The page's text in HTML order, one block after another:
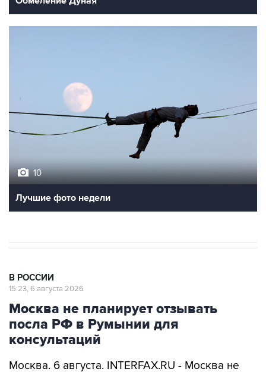
10
Лучшие фото недели
В РОССИИ
15:23, 6 августа 2026
Москва не планирует отзывать
посла РФ в Румынии для
консультаций
Москва. 6 августа. INTERFAX.RU - Москва не